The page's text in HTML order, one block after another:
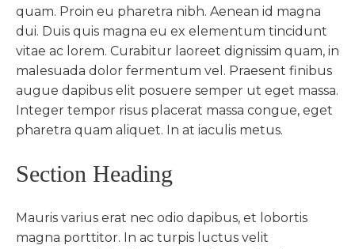
quam. Proin eu pharetra nibh. Aenean id magna
dui. Duis quis magna eu ex elementum tincidunt
vitae ac lorem. Curabitur laoreet dignissim quam, in
malesuada dolor fermentum vel. Praesent finibus
augue dapibus elit posuere semper ut eget massa.
Integer tempor risus placerat massa congue, eget
pharetra quam aliquet. In at iaculis metus.
Section Heading
Mauris varius erat nec odio dapibus, et lobortis
magna porttitor. In ac turpis luctus velit